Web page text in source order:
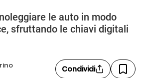
le auto in modo
sfruttando le chiavi digitali
Condividi